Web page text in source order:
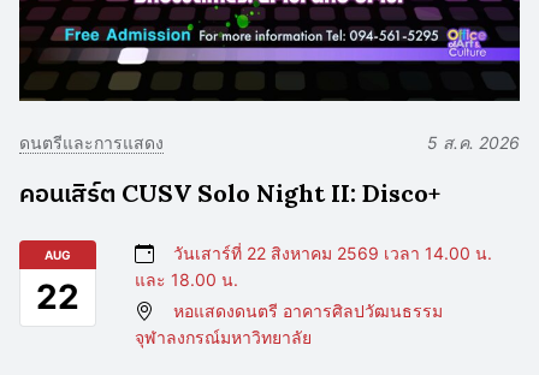
ดนตรีและการแสดง 5 ส.ค. 2026
คอนเสิร์ต CUSV Solo Night II: Disco+
AUG
22
วันเสาร์ที่ 22 สิงหาคม 2569 เวลา 14.00 น.
และ 18.00 น.
หอแสดงดนตรี อาคารศิลปวัฒนธรรม
จุฬาลงกรณ์มหาวิทยาลัย